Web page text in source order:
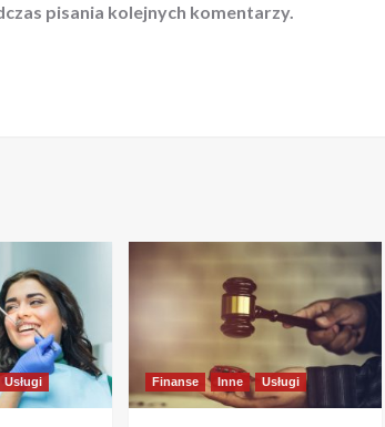
pisania kolejnych komentarzy.
Usługi Finanse Inne Usługi